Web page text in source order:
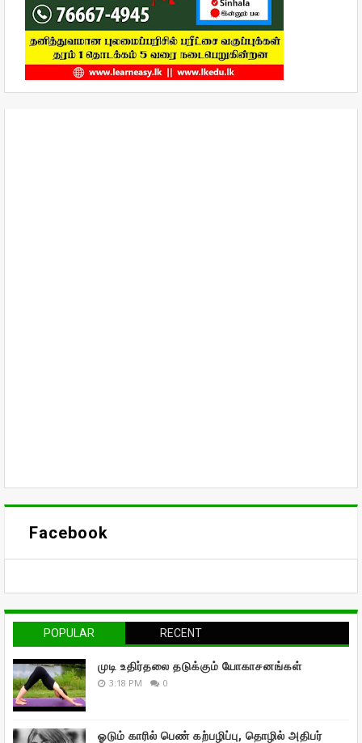
Facebook
POPULAR RECENT
முடி உதிர்தலை தடுக்கும் யோகாசனங்கள்
3:18 PM 0
ஓடும் காரில் பெண் கற்பழிப்பு, தொழில் அதிபர்